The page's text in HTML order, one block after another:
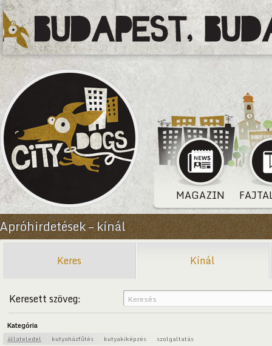
MAGAZIN
Apróhirdetések – kínál
Keres Kínál
Keresett szöveg:
Kategória
állateledel kutyaházfűtés kutyakiképzés szolgaltatás